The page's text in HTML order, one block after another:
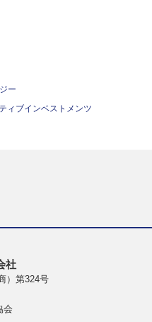
ー
ィブインベストメンツ
社
）第324号
会